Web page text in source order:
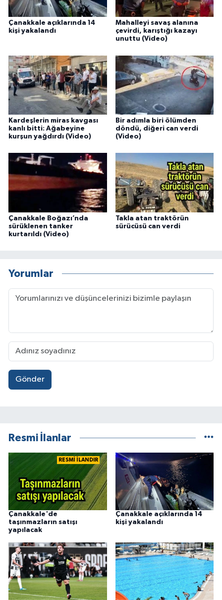
Çanakkale açıklarında 14
kişi yakalandı
Mahalleyi savaş alanına
çevirdi, karıştığı kazayı
unuttu (Video)
Kardeşlerin miras kavgası
kanlı bitti: Ağabeyine
kurşun yağdırdı (Video)
Bir adımla biri ölümden
döndü, diğeri can verdi
(Video)
Çanakkale Boğazı’nda
sürüklenen tanker
kurtarıldı (Video)
Takla atan traktörün
sürücüsü can verdi
Yorumlar
Gönder
Resmi İlanlar
RESMİ İLANDIR
Çanakkale'de
taşınmazların satışı
yapılacak
Çanakkale açıklarında 14
kişi yakalandı